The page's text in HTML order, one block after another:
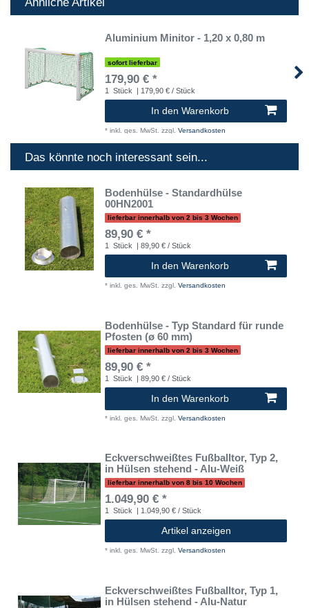
Aluminium Minitor - 1,20 x 0,80 m
sofort lieferbar
179,90 € *
1 Stück | 179,90 € / Stück
In den Warenkorb
* inkl. ges. MwSt. zzgl. Versandkosten
Das könnte noch interessant sein...
Bodenhülse - Standardhülse
00HN2001
lieferbar innerhalb von 2 bis 3 Wochen
89,90 € *
1 Stück | 89,90 € / Stück
In den Warenkorb
* inkl. ges. MwSt. zzgl. Versandkosten
Bodenhülse - Typ Standard für runde
Pfosten (ø 60 mm)
lieferbar innerhalb von 2 bis 3 Wochen
89,90 € *
1 Stück | 89,90 € / Stück
In den Warenkorb
* inkl. ges. MwSt. zzgl. Versandkosten
Eckverschweißtes Fußballtor, Typ 2,
in Hülsen stehend - Alu-Weiß
lieferbar innerhalb von 8 bis 10 Wochen
1.049,90 € *
1 Stück | 1.049,90 € / Stück
Artikel anzeigen
* inkl. ges. MwSt. zzgl. Versandkosten
Eckverschweißtes Fußballtor, Typ 1,
in Hülsen stehend - Alu-Natur